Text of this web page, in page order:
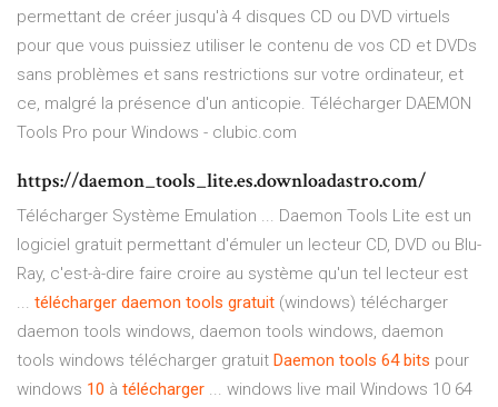
permettant de créer jusqu'à 4 disques CD ou DVD virtuels
pour que vous puissiez utiliser le contenu de vos CD et DVDs
sans problèmes et sans restrictions sur votre ordinateur, et
ce, malgré la présence d'un anticopie. Télécharger DAEMON
Tools Pro pour Windows - clubic.com
https://daemon_tools_lite.es.downloadastro.com/
Télécharger Système Emulation ... Daemon Tools Lite est un
logiciel gratuit permettant d'émuler un lecteur CD, DVD ou Blu-
Ray, c'est-à-dire faire croire au système qu'un tel lecteur est
... télécharger daemon tools gratuit (windows) télécharger
daemon tools windows, daemon tools windows, daemon
tools windows télécharger gratuit Daemon tools 64 bits pour
windows 10 à télécharger ... windows live mail Windows 10 64